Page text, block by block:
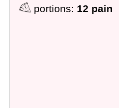
portions: 12 pain